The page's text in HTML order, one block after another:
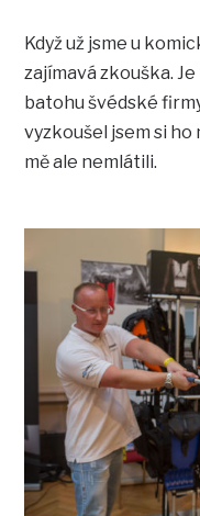
Když už jsme u
zajímavá zkouška.
batohu švédské
vyzkoušel jsem si ho
mě ale nemlátili.